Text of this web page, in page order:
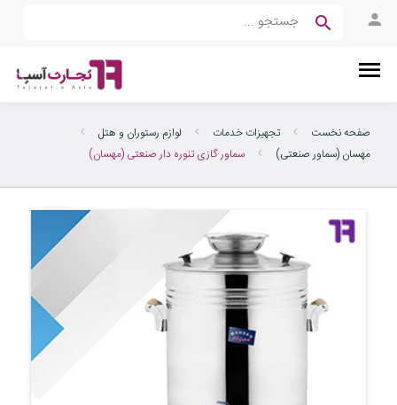
صفحه نخست تجهیزات خدمات
لوازم رستوران و هتل
مهسان (سماور صنعتی)
سماور گازی تنوره دار صنعتی (مهسان)